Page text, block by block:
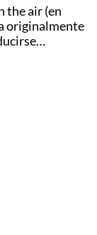
the air (en
originalmente